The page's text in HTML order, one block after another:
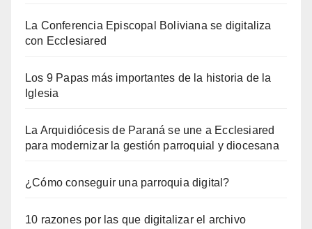
La Conferencia Episcopal Boliviana se digitaliza
con Ecclesiared
Los 9 Papas más importantes de la historia de la
Iglesia
La Arquidiócesis de Paraná se une a Ecclesiared
para modernizar la gestión parroquial y diocesana
¿Cómo conseguir una parroquia digital?
10 razones por las que digitalizar el archivo